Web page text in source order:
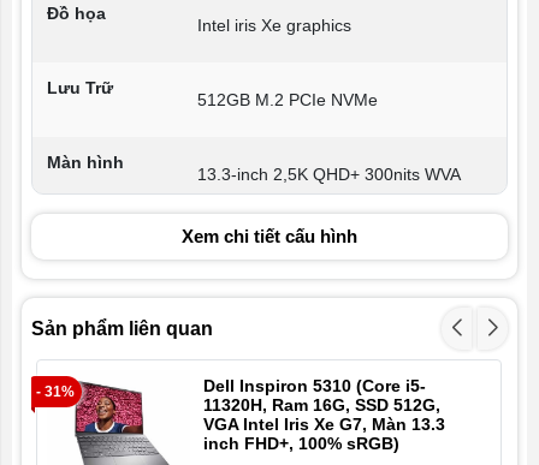
Đồ họa
Intel iris Xe graphics
Lưu Trữ
512GB M.2 PCIe NVMe
Màn hình
13.3-inch 2,5K QHD+ 300nits WVA
802.11ac 2×2 WiFi and Bluetooth 4.1
Power Delivery
1x Jack 3.5mm
1x HDMI 1.4
Trọng lượng 1.24 kg
Xem chi tiết cấu hình
Sản phẩm liên quan
- 31%
Dell Inspiron 5310 (Core i5-
11320H, Ram 16G, SSD 512G,
VGA Intel Iris Xe G7, Màn 13.3
inch FHD+, 100% sRGB)